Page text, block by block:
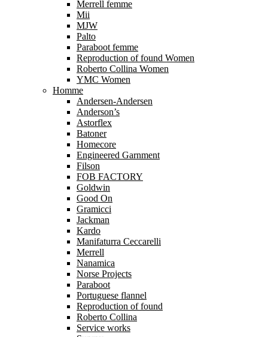
Merrell femme
Mii
MJW
Palto
Paraboot femme
Reproduction of found Women
Roberto Collina Women
YMC Women
Homme
Andersen-Andersen
Anderson’s
Astorflex
Batoner
Homecore
Engineered Garnment
Filson
FOB FACTORY
Goldwin
Good On
Gramicci
Jackman
Kardo
Manifaturra Ceccarelli
Merrell
Nanamica
Norse Projects
Paraboot
Portuguese flannel
Reproduction of found
Roberto Collina
Service works